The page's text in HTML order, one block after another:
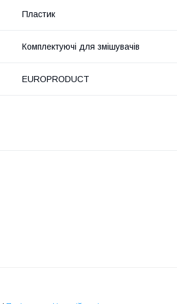
Пластик
Комплектуючі для змішувачів
EUROPRODUCT